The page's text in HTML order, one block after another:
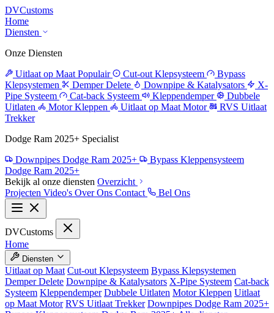
DVCustoms
Home
Diensten
Onze Diensten
Uitlaat op Maat Populair Cut-out Klepsysteem
Bypass
Klepsystemen
Demper Delete Downpipe & Katalysators
X-
Pipe Systeem
Cat-back Systeem Kleppendemper
Dubbele
Uitlaten
Motor Kleppen Uitlaat op Maat Motor
RVS Uitlaat
Trekker
Dodge Ram 2025+ Specialist
Downpipes Dodge Ram 2025+
Bypass Kleppensysteem
Dodge Ram 2025+
Bekijk al onze diensten Overzicht
Projecten Video's Over Ons Contact Bel Ons
DVCustoms
Home
Diensten
Uitlaat op Maat Cut-out Klepsysteem Bypass Klepsystemen
Demper Delete Downpipe & Katalysators X-Pipe Systeem Cat-back
Systeem Kleppendemper Dubbele Uitlaten Motor Kleppen Uitlaat
op Maat Motor RVS Uitlaat Trekker Downpipes Dodge Ram 2025+